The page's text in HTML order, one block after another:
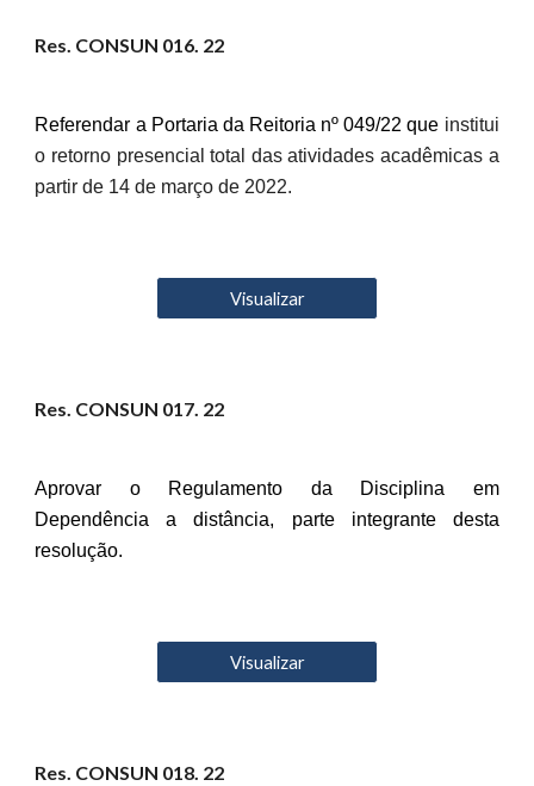
Res. CONSUN 016. 22
Referendar a Portaria da Reitoria nº 049/22 que institui
o retorno presencial total das atividades acadêmicas a
partir de 14 de março de 2022.
Visualizar
Res. CONSUN 017. 22
Aprovar o Regulamento da Disciplina em
Dependência a distância, parte integrante desta
resolução.
Visualizar
Res. CONSUN 018. 22